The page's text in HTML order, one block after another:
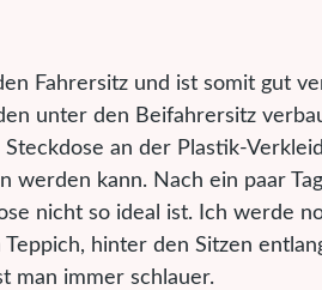
Fahrersitz und ist somit gut
unter den Beifahrersitz
an der Plastik-
werden kann. Nach ein paar
nicht so ideal ist. Ich werde
hinter den Sitzen
man immer schlauer.